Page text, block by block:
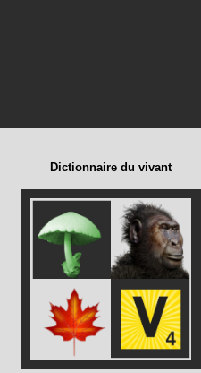
Dictionnaire du vivant